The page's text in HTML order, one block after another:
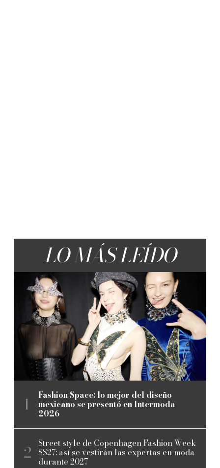
LO MÁS LEÍDO
Fashion Space: lo mejor del diseño
mexicano se presentó en Intermoda
2026
Street style de Copenhagen Fashion Week
SS27: así se vestirán las expertas en moda
durante 2027